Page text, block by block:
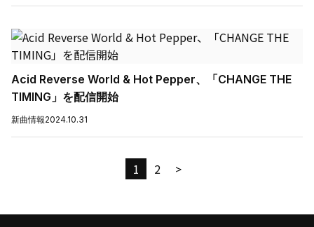
Acid Reverse World & Hot Pepper、「CHANGE THE
TIMING」を配信開始
新曲情報2024.10.31
1 2 >